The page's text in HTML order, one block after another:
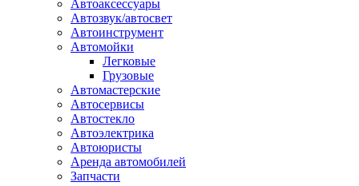
Автоаксессуары
Автозвук/автосвет
Автоинструмент
Автомойки
Легковые
Грузовые
Автомастерские
Автосервисы
Автостекло
Автоэлектрика
Автоюристы
Аренда автомобилей
Запчасти